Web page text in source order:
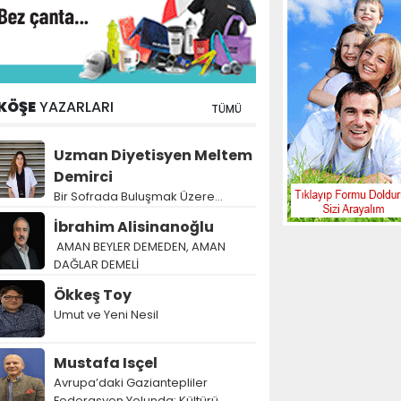
YAZARLARI TÜMÜ
Uzman Diyetisyen Meltem
Demirci
Bir Sofrada Buluşmak Üzere…
İbrahim Alisinanoğlu
AMAN BEYLER DEMEDEN, AMAN
DAĞLAR DEMELİ
Ökkeş Toy
Umut ve Yeni Nesil
Mustafa Isçel
Avrupa’daki Gaziantepliler